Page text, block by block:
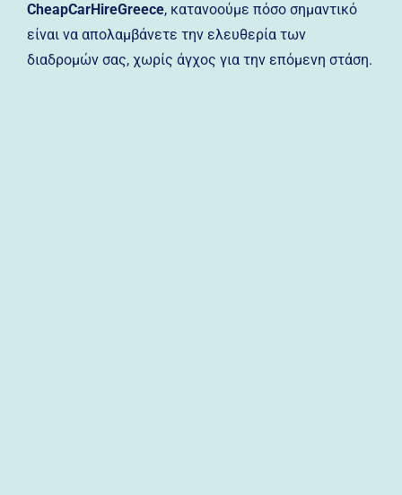
CheapCarHireGreece, κατανοούμε πόσο σημαντικό
είναι να απολαμβάνετε την ελευθερία των
διαδρομών σας, χωρίς άγχος για την επόμενη στάση.